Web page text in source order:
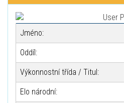
Jméno:
Oddíl:
Výkonnostní třída / Titul:
Elo národní: